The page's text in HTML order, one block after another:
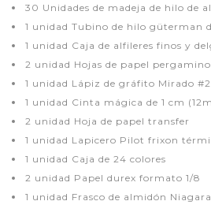
30 Unidades de madeja de hilo de
1 unidad Tubino de hilo güterman
1 unidad Caja de alfileres finos y
2 unidad Hojas de papel
1 unidad Lápiz de gráfito Mirado #2
1 unidad Cinta mágica de 1 cm
2 unidad Hoja de papel transfer
1 unidad Lapicero Pilot frixon
1 unidad Caja de 24 colores
2 unidad Papel durex formato 1/8
1 unidad Frasco de almidón